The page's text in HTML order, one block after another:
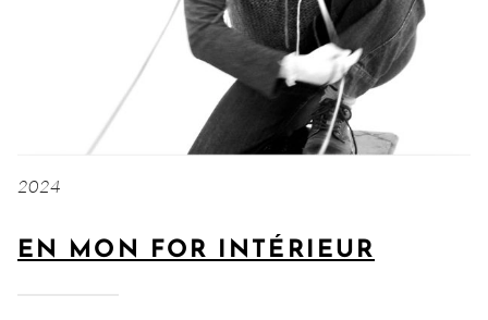
2024
EN MON FOR INTÉRIEUR